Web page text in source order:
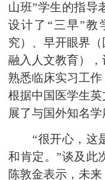
山班”学生的指导
设计了“三早”教
究）、早开眼界
融入人文教育）
熟悉临床实习工作
根据中国医学生
展了与国外知名学
“很开心，这是
和肯定。”谈及此
陈敦金表示，未